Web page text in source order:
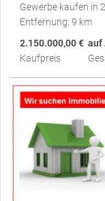
Gewerbe kaufen in
Entfernung: 9 km
2.150.000,00 €
Kaufpreis
auf